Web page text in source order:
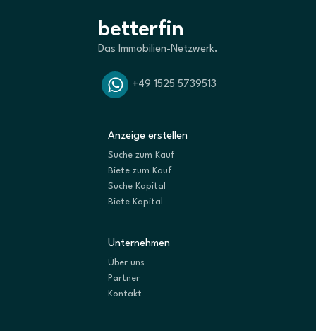
betterfin
Das Immobilien-Netzwerk.
+49 1525 5739513
Anzeige erstellen
Suche zum Kauf
Biete zum Kauf
Suche Kapital
Biete Kapital
Unternehmen
Über uns
Partner
Kontakt